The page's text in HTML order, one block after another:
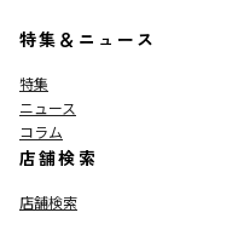
特集＆ニュース
特集
ニュース
コラム
店舗検索
店舗検索